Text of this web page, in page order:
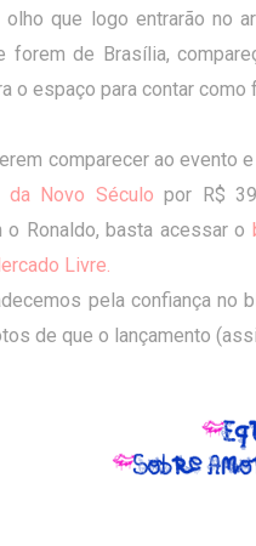
olho que logo entrarão no
forem de Brasília,
o espaço para contar como
comparecer ao evento
Novo Século por R$
Ronaldo, basta acessar o
Livre.
pela confiança
de que o lançamento